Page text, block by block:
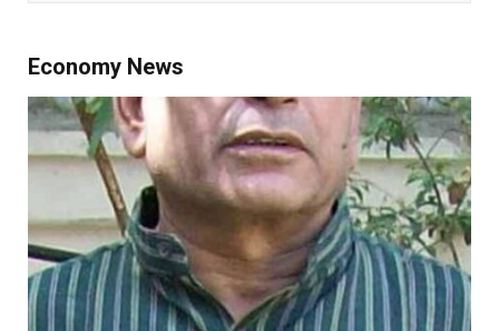
Economy News